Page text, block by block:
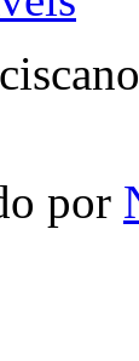
por